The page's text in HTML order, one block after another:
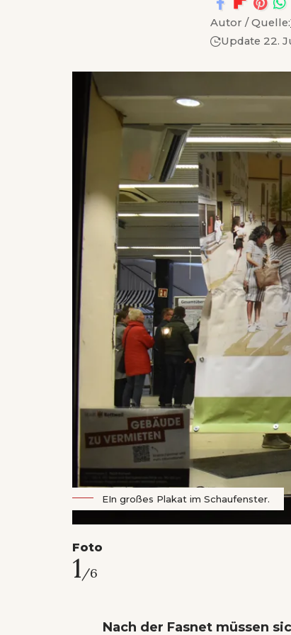
Autor / Quelle:
Update 22.
EIn großes Plakat im Schaufenster.
Foto
1/6
Nach der Fasnet müssen